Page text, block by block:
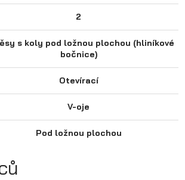
2
s koly pod ložnou plochou (hliníkové
bočnice)
Otevírací
V-oje
Pod ložnou plochou